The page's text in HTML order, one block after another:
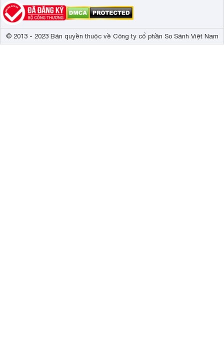
© 2013 - 2023 Bản quyền thuộc về Công ty cổ phần So Sánh Việt Nam